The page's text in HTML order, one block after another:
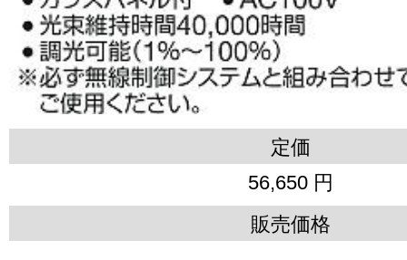
定価
56,650 円
販売価格